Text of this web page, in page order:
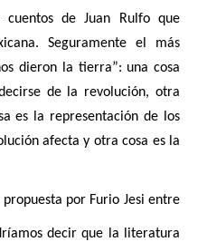
de Juan Rulfo que
Seguramente el más
dieron la tierra”: una cosa
de la revolución, otra
es la representación de los
afecta y otra cosa es la
por Furio Jesi entre
decir que la literatura